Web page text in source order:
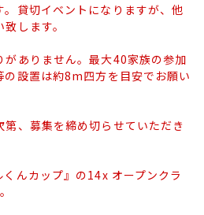
。貸切イベントになりますが、他
します。
がありません。最大40家族の参加
の設置は約8m四方を目安でお願い
第、募集を締め切らせていただき
くんカップ』の14x オープンクラ